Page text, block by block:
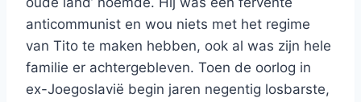
anticommunist en wou niets met het regime
van Tito te maken hebben, ook al was zijn hele
familie er achtergebleven. Toen de oorlog in
ex-Joegoslavië begin jaren negentig losbarste,